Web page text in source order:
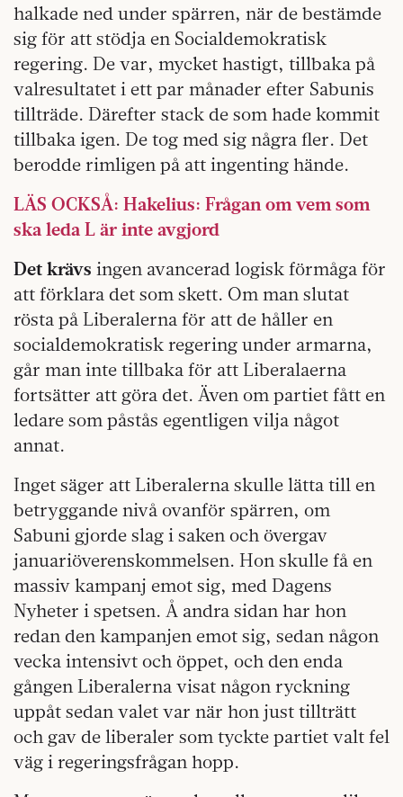
halkade ned under spärren, när de bestämde
sig för att stödja en Socialdemokratisk
regering. De var, mycket hastigt, tillbaka på
valresultatet i ett par månader efter Sabunis
tillträde. Därefter stack de som hade kommit
tillbaka igen. De tog med sig några fler. Det
berodde rimligen på att ingenting hände.
LÄS OCKSÅ: Hakelius: Frågan om vem som
ska leda L är inte avgjord
Det krävs ingen avancerad logisk förmåga för
att förklara det som skett. Om man slutat
rösta på Liberalerna för att de håller en
socialdemokratisk regering under armarna,
går man inte tillbaka för att Liberalaerna
fortsätter att göra det. Även om partiet fått en
ledare som påstås egentligen vilja något
annat.
Inget säger att Liberalerna skulle lätta till en
betryggande nivå ovanför spärren, om
Sabuni gjorde slag i saken och övergav
januariöverenskommelsen. Hon skulle få en
massiv kampanj emot sig, med Dagens
Nyheter i spetsen. Å andra sidan har hon
redan den kampanjen emot sig, sedan någon
vecka intensivt och öppet, och den enda
gången Liberalerna visat någon ryckning
uppåt sedan valet var när hon just tillträtt
och gav de liberaler som tyckte partiet valt fel
väg i regeringsfrågan hopp.